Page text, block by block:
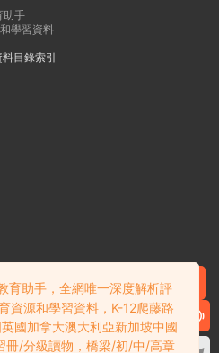
助手
學習資料
目錄索引
節書/國際考試/學科競賽資料！
議？請提交工單查看我的工單
育助手，全網唯一深度解析評
資源和學習資料，K-12爬藤路
國加拿大澳大利亞新加坡中國
冊/分級讀物，橋梁/初/中/高章